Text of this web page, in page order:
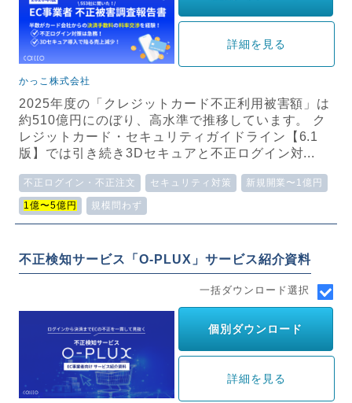
詳細を見る
かっこ株式会社
2025年度の「クレジットカード不正利用被害額」は
約510億円にのぼり、高水準で推移しています。 ク
レジットカード・セキュリティガイドライン【6.1
版】では引き続き3Dセキュアと不正ログイン対...
不正ログイン・不正注文 セキュリティ対策 新規開業〜1億円
1億〜5億円 規模問わず
不正検知サービス「O-PLUX」サービス紹介資料
一括ダウンロード選択
個別ダウンロード
詳細を見る